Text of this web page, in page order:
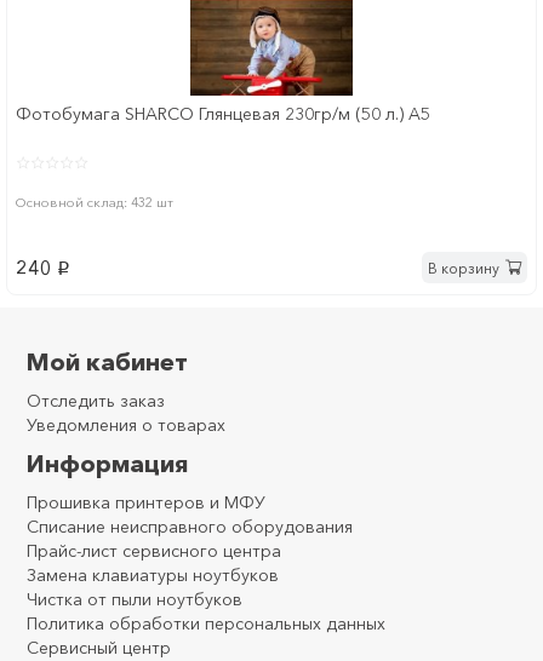
Фотобумага SHARCO Глянцевая 230гр/м (50 л.) A5
Основной склад: 432 шт
240 p В корзину
Мой кабинет
Отследить заказ
Уведомления о товарах
Информация
Прошивка принтеров и МФУ
Списание неисправного оборудования
Прайс-лист сервисного центра
Замена клавиатуры ноутбуков
Чистка от пыли ноутбуков
Политика обработки персональных данных
Сервисный центр